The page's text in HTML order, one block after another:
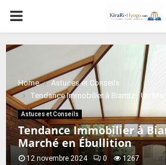
PRIMARY
MENU
Home
Astuces et Conseils
Tendance Immobilier à Biarritz : Un
Astuces et Conseils
Tendance Immobilier à
Marché en Ébullition
12 novembre 2024 0 1267